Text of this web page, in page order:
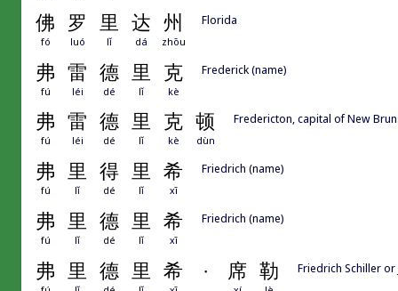
佛 罗 里 达 州
fó luó lǐ dá zhōu
Florida
弗 雷 德 里 克
fú léi dé lǐ kè
Frederick (name)
弗 雷 德 里 克 顿
fú léi dé lǐ kè dùn
Fredericton, capital of New
弗 里 得 里 希
fú lǐ dé lǐ xī
Friedrich (name)
弗 里 德 里 希
fú lǐ dé lǐ xī
Friedrich (name)
弗 里 德 里 希 · 席 勒 Friedrich Schiller